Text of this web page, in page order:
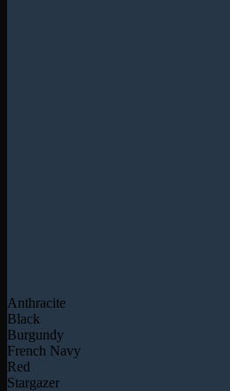
Anthracite
Black
Burgundy
French Navy
Red
Stargazer